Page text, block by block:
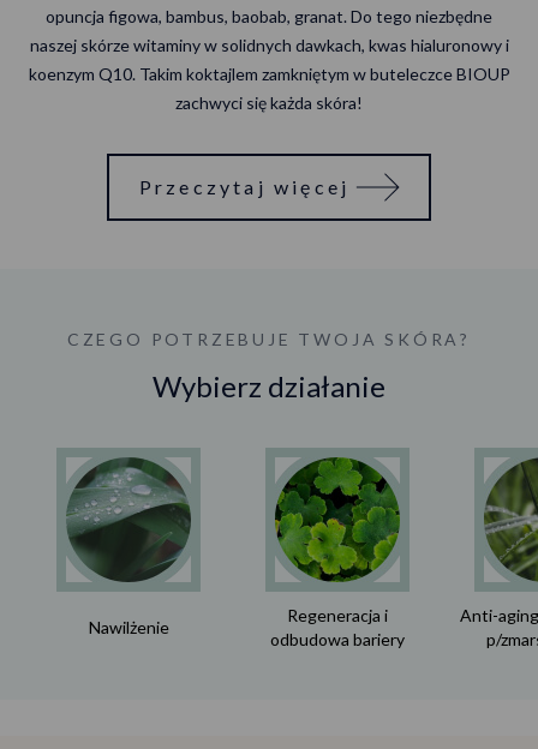
opuncja figowa, bambus, baobab, granat. Do tego niezbędne
naszej skórze witaminy w solidnych dawkach, kwas hialuronowy i
koenzym Q10. Takim koktajlem zamkniętym w buteleczce BIOUP
zachwyci się każda skóra!
Przeczytaj więcej
CZEGO POTRZEBUJE TWOJA SKÓRA?
Wybierz działanie
Nawilżenie
Regeneracja i
odbudowa bariery
Anti-
p/